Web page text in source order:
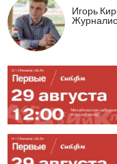
Игорь